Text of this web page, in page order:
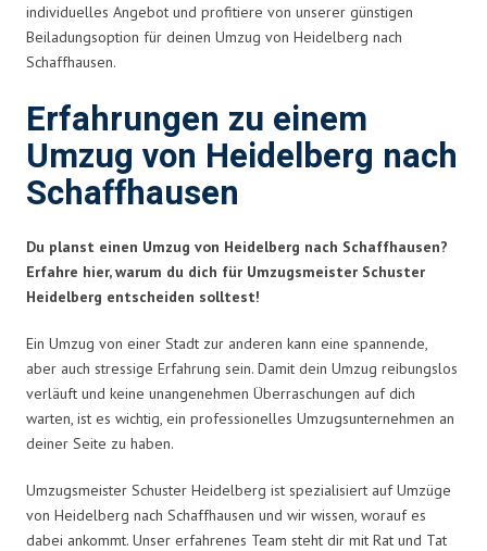
individuelles Angebot und profitiere von unserer günstigen
Beiladungsoption für deinen Umzug von Heidelberg nach
Schaffhausen.
Erfahrungen zu einem
Umzug von Heidelberg nach
Schaffhausen
Du planst einen Umzug von Heidelberg nach Schaffhausen?
Erfahre hier, warum du dich für Umzugsmeister Schuster
Heidelberg entscheiden solltest!
Ein Umzug von einer Stadt zur anderen kann eine spannende,
aber auch stressige Erfahrung sein. Damit dein Umzug reibungslos
verläuft und keine unangenehmen Überraschungen auf dich
warten, ist es wichtig, ein professionelles Umzugsunternehmen an
deiner Seite zu haben.
Umzugsmeister Schuster Heidelberg ist spezialisiert auf Umzüge
von Heidelberg nach Schaffhausen und wir wissen, worauf es
dabei ankommt. Unser erfahrenes Team steht dir mit Rat und Tat